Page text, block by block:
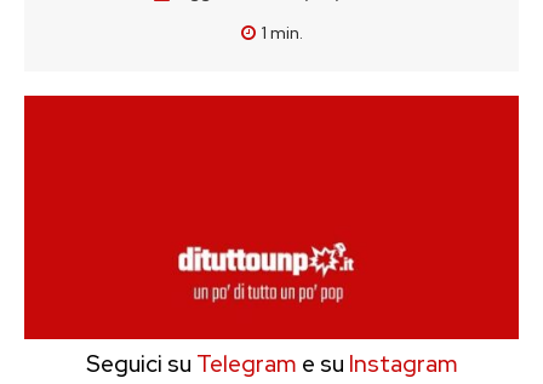
1 min.
Seguici su Telegram e su Instagram